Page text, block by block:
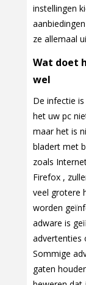
instellingen
ze allemaal
Wat doet
wel
De infectie
het uw pc
maar het is
bladert met
zoals
Firefox ,
veel grotere
worden
adware is
advertenties
Sommige
gaten